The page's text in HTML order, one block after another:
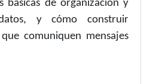
básicas de organización y
y cómo construir
comuniquen mensajes